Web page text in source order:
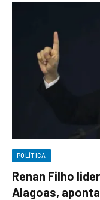
POLÍTICA
Renan Filho
Alagoas,